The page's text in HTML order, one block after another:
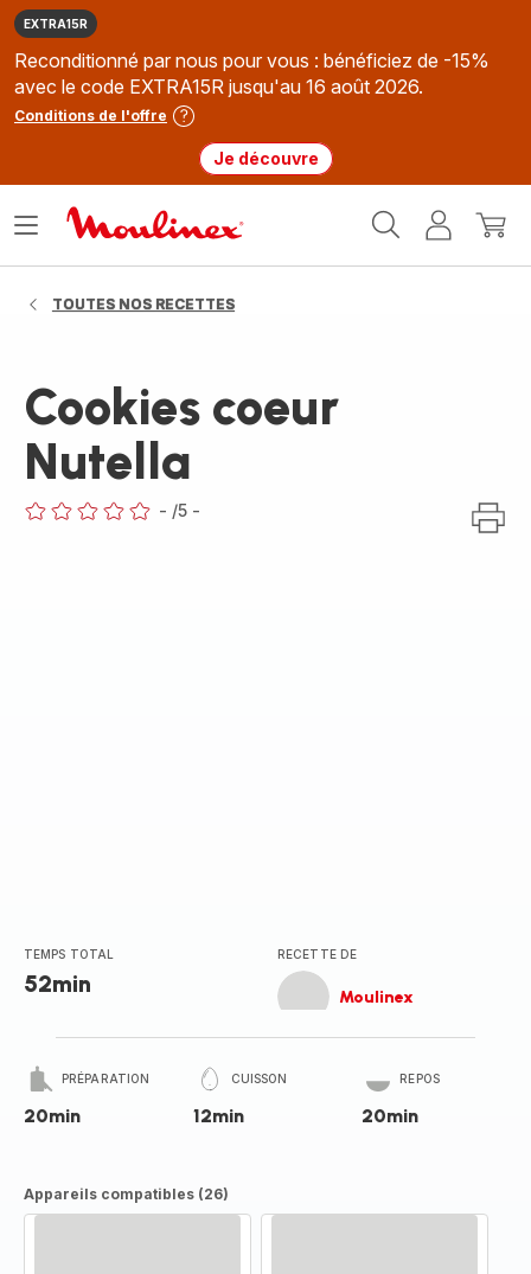
EXTRA15R
Reconditionné par nous pour vous : bénéficiez de -15%
avec le code EXTRA15R jusqu'au 16 août 2026.
Conditions de l'offre
Je découvre
MonMon
Ouvrir
TOUTES NOS RECETTES
Cookies coeur
Nutella
- /5 -
TEMPS TOTAL
52min
RECETTE DE
Moulinex
PRÉPARATION
20min
CUISSON
12min
REPOS
20min
Appareils compatibles (26)